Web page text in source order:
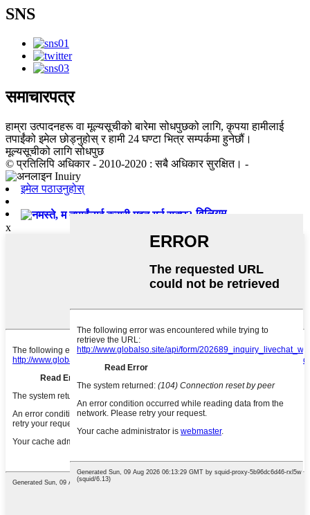
SNS
समाचारपत्र
हाम्रा उत्पादनहरू वा मूल्यसूचीको बारेमा सोधपुछको लागि, कृपया हामीलाई
तपाईंको इमेल छोड्नुहोस् र हामी 24 घण्टा भित्र सम्पर्कमा हुनेछौं।
मूल्यसूचीको लागि सोधपुछ
© प्रतिलिपि अधिकार - 2010-2020 : सबै अधिकार सुरक्षित। -
इमेल पठाउनुहोस्
विलियम
x